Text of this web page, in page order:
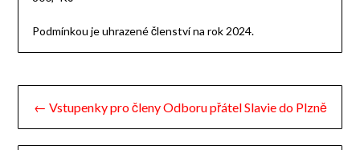
Podmínkou je uhrazené členství na rok 2024.
Navigace
pro
← Vstupenky pro členy Odboru přátel Slavie do Plzně